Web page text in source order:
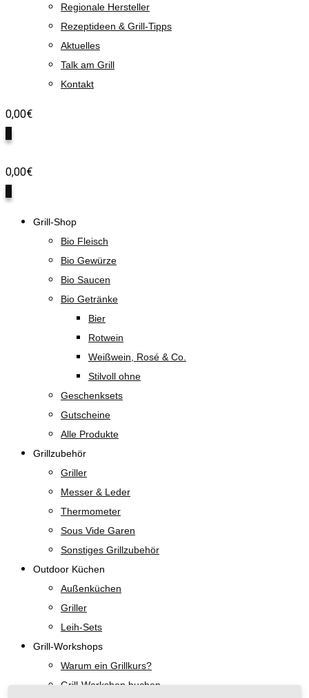
Regionale Hersteller
Rezeptideen & Grill-Tipps
Aktuelles
Talk am Grill
Kontakt
0,00€
0,00€
Grill-Shop
Bio Fleisch
Bio Gewürze
Bio Saucen
Bio Getränke
Bier
Rotwein
Weißwein, Rosé & Co.
Stilvoll ohne
Geschenksets
Gutscheine
Alle Produkte
Grillzubehör
Griller
Messer & Leder
Thermometer
Sous Vide Garen
Sonstiges Grillzubehör
Outdoor Küchen
Außenküchen
Griller
Leih-Sets
Grill-Workshops
Warum ein Grillkurs?
Grill-Workshop buchen